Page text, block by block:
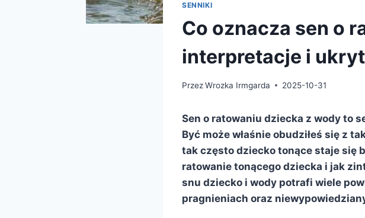
SENNIKI
Co oznacza sen o
interpretacje i
PrzezWrozka Irmgarda 2025-10-31
Sen o ratowaniu dziecka z wody to
Być może właśnie obudziłeś się z
tak często dziecko tonące staje się
ratowanie tonącego dziecka i jak
snu dziecko i wody potrafi wiele
pragnieniach oraz